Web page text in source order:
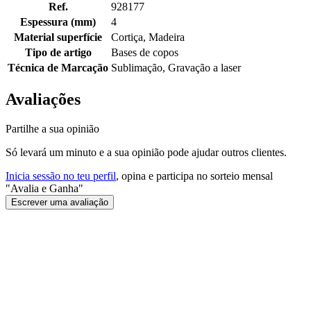
Ref.
928177
Espessura (mm)
4
Material superfície
Cortiça, Madeira
Tipo de artigo
Bases de copos
Técnica de Marcação Sublimação, Gravação a laser
Avaliações
Partilhe a sua opinião
Só levará um minuto e a sua opinião pode ajudar outros clientes.
Inicia sessão no teu perfil, opina e participa no sorteio mensal
"Avalia e Ganha"
Escrever uma avaliação